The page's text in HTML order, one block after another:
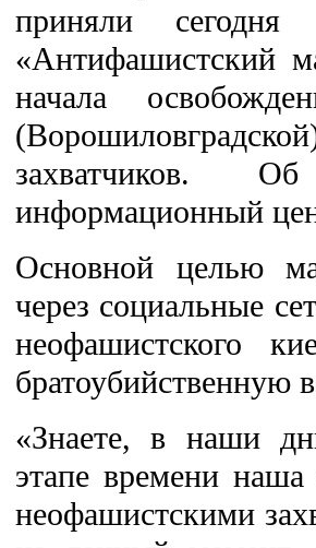
приняли
«Антифашистский
начала
захватчиков.
информационный
Основной целью
через социальные
неофашистского
братоубийственную
«Знаете, в наши
этапе времени
неофашистскими